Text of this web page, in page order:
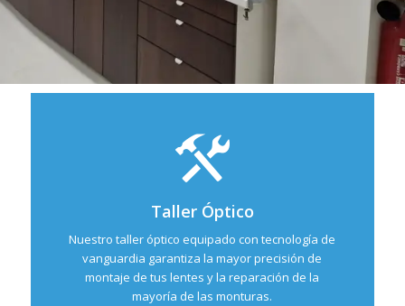
Taller Óptico
Nuestro taller óptico equipado con tecnología de
vanguardia garantiza la mayor precisión de
montaje de tus lentes y la reparación de la
mayoría de las monturas.